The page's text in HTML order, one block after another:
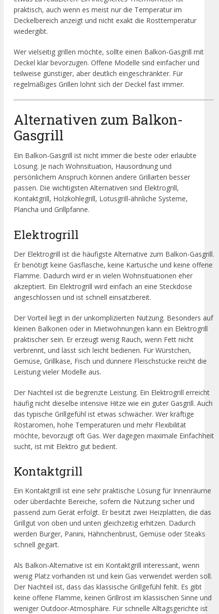
praktisch, auch wenn es meist nur die Temperatur im
Deckelbereich anzeigt und nicht exakt die Rosttemperatur
wiedergibt.
Wer vielseitig grillen möchte, sollte einen Balkon-Gasgrill mit
Deckel klar bevorzugen. Offene Modelle sind einfacher und
teilweise günstiger, aber deutlich eingeschränkter. Für
regelmäßiges Grillen lohnt sich der Deckel fast immer.
Alternativen zum Balkon-
Gasgrill
Ein Balkon-Gasgrill ist nicht immer die beste oder erlaubte
Lösung. Je nach Wohnsituation, Hausordnung und
persönlichem Anspruch können andere Grillarten besser
passen. Die wichtigsten Alternativen sind Elektrogrill,
Kontaktgrill, Holzkohlegrill, Lotusgrill-ähnliche Systeme,
Plancha und Grillpfanne.
Elektrogrill
Der Elektrogrill ist die häufigste Alternative zum Balkon-Gasgrill.
Er benötigt keine Gasflasche, keine Kartusche und keine offene
Flamme. Dadurch wird er in vielen Wohnsituationen eher
akzeptiert. Ein Elektrogrill wird einfach an eine Steckdose
angeschlossen und ist schnell einsatzbereit.
Der Vorteil liegt in der unkomplizierten Nutzung. Besonders auf
kleinen Balkonen oder in Mietwohnungen kann ein Elektrogrill
praktischer sein. Er erzeugt wenig Rauch, wenn Fett nicht
verbrennt, und lässt sich leicht bedienen. Für Würstchen,
Gemüse, Grillkäse, Fisch und dünnere Fleischstücke reicht die
Leistung vieler Modelle aus.
Der Nachteil ist die begrenzte Leistung. Ein Elektrogrill erreicht
häufig nicht dieselbe intensive Hitze wie ein guter Gasgrill. Auch
das typische Grillgefühl ist etwas schwächer. Wer kräftige
Röstaromen, hohe Temperaturen und mehr Flexibilität
möchte, bevorzugt oft Gas. Wer dagegen maximale Einfachheit
sucht, ist mit Elektro gut bedient.
Kontaktgrill
Ein Kontaktgrill ist eine sehr praktische Lösung für Innenräume
oder überdachte Bereiche, sofern die Nutzung sicher und
passend zum Gerät erfolgt. Er besitzt zwei Heizplatten, die das
Grillgut von oben und unten gleichzeitig erhitzen. Dadurch
werden Burger, Panini, Hähnchenbrust, Gemüse oder Steaks
schnell gegart.
Als Balkon-Alternative ist ein Kontaktgrill interessant, wenn
wenig Platz vorhanden ist und kein Gas verwendet werden soll.
Der Nachteil ist, dass das klassische Grillgefühl fehlt. Es gibt
keine offene Flamme, keinen Grillrost im klassischen Sinne und
weniger Outdoor-Atmosphäre. Für schnelle Alltagsgerichte ist